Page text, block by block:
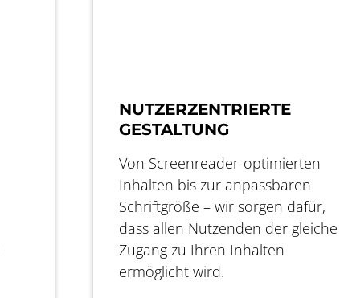
NUTZERZENTRIERTE
GESTALTUNG
Von Screenreader-optimierten
Inhalten bis zur anpassbaren
Schriftgröße – wir sorgen dafür,
dass allen Nutzenden der gleiche
Zugang zu Ihren Inhalten
ermöglicht wird.